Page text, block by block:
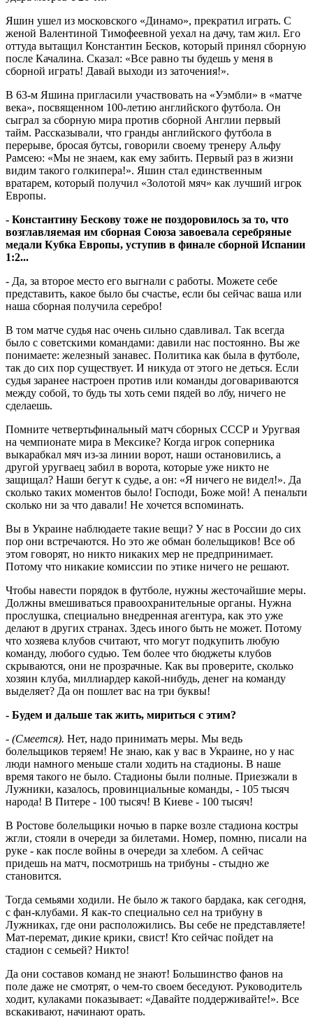
Яшин ушел из московского «Динамо», прекратил играть. С
женой Валентиной Тимофеевной уехал на дачу, там жил. Его
оттуда вытащил Константин Бесков, который принял сборную
после Качалина. Сказал: «Все равно ты будешь у меня в
сборной играть! Давай выходи из заточения!».
В 63-м Яшина пригласили участвовать на «Уэмбли» в «матче
века», посвященном 100-летию английского футбола. Он
сыграл за сборную мира против сборной Англии первый
тайм. Рассказывали, что гранды английского футбола в
перерыве, бросая бутсы, говорили своему тренеру Альфу
Рамсею: «Мы не знаем, как ему забить. Первый раз в жизни
видим такого голкипера!». Яшин стал единственным
вратарем, который получил «Золотой мяч» как лучший игрок
Европы.
- Константину Бескову тоже не поздоровилось за то, что
возглавляемая им сборная Союза завоевала серебряные
медали Кубка Европы, уступив в финале сборной Испании
1:2...
- Да, за второе место его выгнали с работы. Можете себе
представить, какое было бы счастье, если бы сейчас ваша или
наша сборная получила серебро!
В том матче судья нас очень сильно сдавливал. Так всегда
было с советскими командами: давили нас постоянно. Вы же
понимаете: железный занавес. Политика как была в футболе,
так до сих пор существует. И никуда от этого не деться. Если
судья заранее настроен против или команды договариваются
между собой, то будь ты хоть семи пядей во лбу, ничего не
сделаешь.
Помните четвертьфинальный матч сборных СССР и Уругвая
на чемпионате мира в Мексике? Когда игрок соперника
выкарабкал мяч из-за линии ворот, наши остановились, а
другой уругваец забил в ворота, которые уже никто не
защищал? Наши бегут к судье, а он: «Я ничего не видел!». Да
сколько таких моментов было! Господи, Боже мой! А пенальти
сколько ни за что давали! Не хочется вспоминать.
Вы в Украине наблюдаете такие вещи? У нас в России до сих
пор они встречаются. Но это же обман болельщиков! Все об
этом говорят, но никто никаких мер не предпринимает.
Потому что никакие комиссии по этике ничего не решают.
Чтобы навести порядок в футболе, нужны жесточайшие меры.
Должны вмешиваться правоохранительные органы. Нужна
прослушка, специально внедренная агентура, как это уже
делают в других странах. Здесь иного быть не может. Потому
что хозяева клубов считают, что могут подкупить любую
команду, любого судью. Тем более что бюджеты клубов
скрываются, они не прозрачные. Как вы проверите, сколько
хозяин клуба, миллиардер какой-нибудь, денег на команду
выделяет? Да он пошлет вас на три буквы!
- Будем и дальше так жить, мириться с этим?
- (Смеется). Нет, надо принимать меры. Мы ведь
болельщиков теряем! Не знаю, как у вас в Украине, но у нас
люди намного меньше стали ходить на стадионы. В наше
время такого не было. Стадионы были полные. Приезжали в
Лужники, казалось, провинциальные команды, - 105 тысяч
народа! В Питере - 100 тысяч! В Киеве - 100 тысяч!
В Ростове болельщики ночью в парке возле стадиона костры
жгли, стояли в очереди за билетами. Номер, помню, писали на
руке - как после войны в очереди за хлебом. А сейчас
придешь на матч, посмотришь на трибуны - стыдно же
становится.
Тогда семьями ходили. Не было ж такого бардака, как сегодня,
с фан-клубами. Я как-то специально сел на трибуну в
Лужниках, где они расположились. Вы себе не представляете!
Мат-перемат, дикие крики, свист! Кто сейчас пойдет на
стадион с семьей? Никто!
Да они составов команд не знают! Большинство фанов на
поле даже не смотрят, о чем-то своем беседуют. Руководитель
ходит, кулаками показывает: «Давайте поддерживайте!». Все
вскакивают, начинают орать.